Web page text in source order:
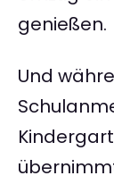
genießen.
Und